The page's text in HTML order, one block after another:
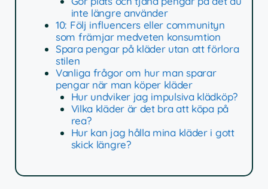
inte längre använder
10: Följ influencers eller communityn
som främjar medveten konsumtion
Spara pengar på kläder utan att förlora
stilen
Vanliga frågor om hur man sparar
pengar när man köper kläder
Hur undviker jag impulsiva klädköp?
Vilka kläder är det bra att köpa på
rea?
Hur kan jag hålla mina kläder i gott
skick längre?